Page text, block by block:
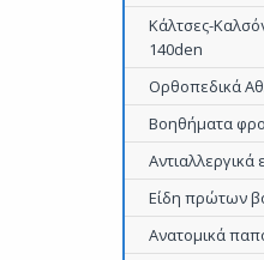
Κάλτσες-
140den
Ορθοπεδικά
Βοηθήματα
Αντιαλλεργικά
Είδη πρώτων
Ανατομικά